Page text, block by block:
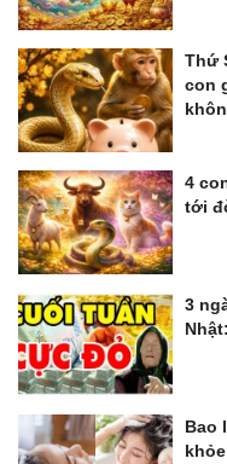
Thứ
con
4
tới
3
Bao